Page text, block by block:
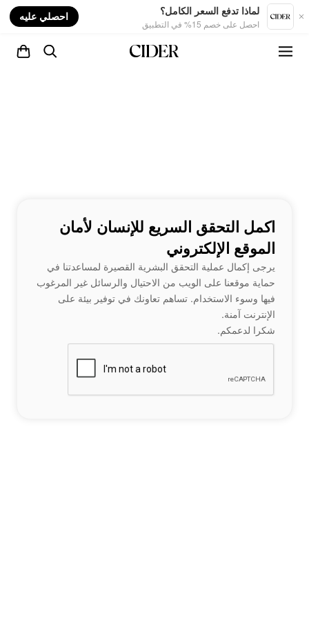
لماذا تدفع السعر الكامل؟
احصل على خصم 15% في التطبيق
احصلي عليه
اكمل التحقق السريع للإنسان لأمان
الموقع الإلكتروني
يرجى إكمال عملية التحقق البشرية القصيرة لمساعدتنا في
حماية موقعنا على الويب من الاحتيال والرسائل غير المرغوب
فيها وسوء الاستخدام. تساهم تعاونك في توفير بيئة على
الإنترنت آمنة.
شكرا لدعمكم.